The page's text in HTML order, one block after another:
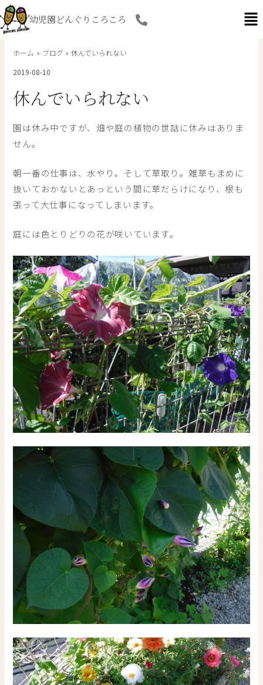
内
容
を
幼児園どんぐりころころ
ホーム ブログ
休んでいられない
2019-08-10
休んでいられない
園は休み中ですが、畑や庭の植物の世話に休みはありま
せん。
朝一番の仕事は、水やり。そして草取り。雑草もまめに
抜いておかないとあっという間に草だらけになり、根も
張って大仕事になってしまいます。
庭には色とりどりの花が咲いています。